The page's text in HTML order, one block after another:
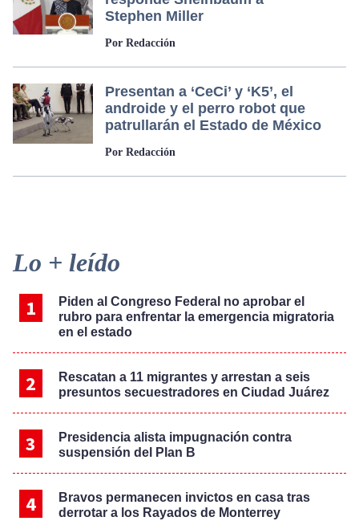
Stephen Miller
Por Redacción
Presentan a ‘CeCi’ y ‘K5’, el
androide y el perro robot que
patrullarán el Estado de México
Por Redacción
Primary
Sidebar
Lo + leído
Piden al Congreso Federal no aprobar el
rubro para enfrentar la emergencia migratoria
en el estado
Rescatan a 11 migrantes y arrestan a seis
presuntos secuestradores en Ciudad Juárez
Presidencia alista impugnación contra
suspensión del Plan B
Bravos permanecen invictos en casa tras
derrotar a los Rayados de Monterrey